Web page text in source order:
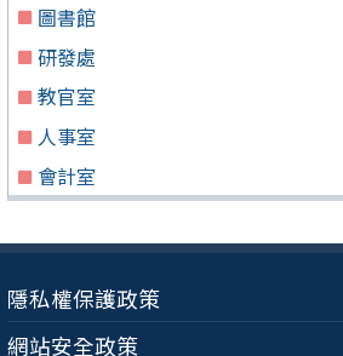
圖書館
研發處
教官室
人事室
會計室
隱私權保護政策
網站安全政策